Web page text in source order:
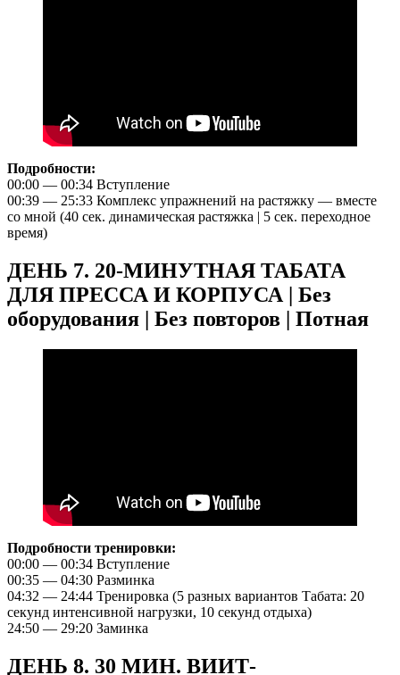
Подробности:
00:00 — 00:34 Вступление
00:39 — 25:33 Комплекс упражнений на растяжку — вместе
со мной (40 сек. динамическая растяжка | 5 сек. переходное
время)
ДЕНЬ 7. 20-МИНУТНАЯ ТАБАТА
ДЛЯ ПРЕССА И КОРПУСА | Без
оборудования | Без повторов | Потная
Подробности тренировки:
00:00 — 00:34 Вступление
00:35 — 04:30 Разминка
04:32 — 24:44 Тренировка (5 разных вариантов Табата: 20
секунд интенсивной нагрузки, 10 секунд отдыха)
24:50 — 29:20 Заминка
ДЕНЬ 8. 30 МИН. ВИИТ-